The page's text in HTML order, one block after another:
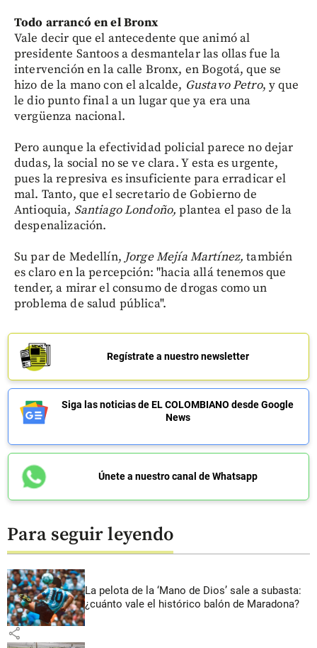
Todo arrancó en el Bronx
Vale decir que el antecedente que animó al
presidente Santoos a desmantelar las ollas fue la
intervención en la calle Bronx, en Bogotá, que se
hizo de la mano con el alcalde, Gustavo Petro, y que
le dio punto final a un lugar que ya era una
vergüenza nacional.
Pero aunque la efectividad policial parece no dejar
dudas, la social no se ve clara. Y esta es urgente,
pues la represiva es insuficiente para erradicar el
mal. Tanto, que el secretario de Gobierno de
Antioquia, Santiago Londoño,plantea el paso de la
despenalización.
Su par de Medellín, Jorge Mejía Martínez,también
es claro en la percepción: "hacia allá tenemos que
tender, a mirar el consumo de drogas como un
problema de salud pública".
Regístrate a nuestro newsletter
Siga las noticias de EL COLOMBIANO desde Google
News
Únete a nuestro canal de Whatsapp
Para seguir leyendo
La pelota de la ‘Mano de Dios’ sale a subasta:
¿cuánto vale el histórico balón de Maradona?
share